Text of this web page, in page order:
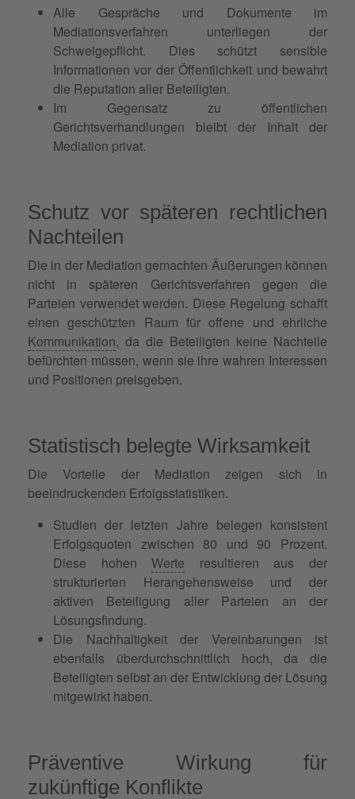
Alle Gespräche und Dokumente im
Mediationsverfahren unterliegen der
Schweigepflicht. Dies schützt sensible
Informationen vor der Öffentlichkeit und bewahrt
die Reputation aller Beteiligten.
Im Gegensatz zu öffentlichen
Gerichtsverhandlungen bleibt der Inhalt der
Mediation privat.
Schutz vor späteren rechtlichen
Nachteilen
Die in der Mediation gemachten Äußerungen können
nicht in späteren Gerichtsverfahren gegen die
Parteien verwendet werden. Diese Regelung schafft
einen geschützten Raum für offene und ehrliche
Kommunikation, da die Beteiligten keine Nachteile
befürchten müssen, wenn sie ihre wahren Interessen
und Positionen preisgeben.
Statistisch belegte Wirksamkeit
Die Vorteile der Mediation zeigen sich in
beeindruckenden Erfolgsstatistiken.
Studien der letzten Jahre belegen konsistent
Erfolgsquoten zwischen 80 und 90 Prozent.
Diese hohenWerte resultieren aus der
strukturierten Herangehensweise und der
aktiven Beteiligung aller Parteien an der
Lösungsfindung.
Die Nachhaltigkeit der Vereinbarungen ist
ebenfalls überdurchschnittlich hoch, da die
Beteiligten selbst an der Entwicklung der Lösung
mitgewirkt haben.
Präventive Wirkung für
zukünftige Konflikte